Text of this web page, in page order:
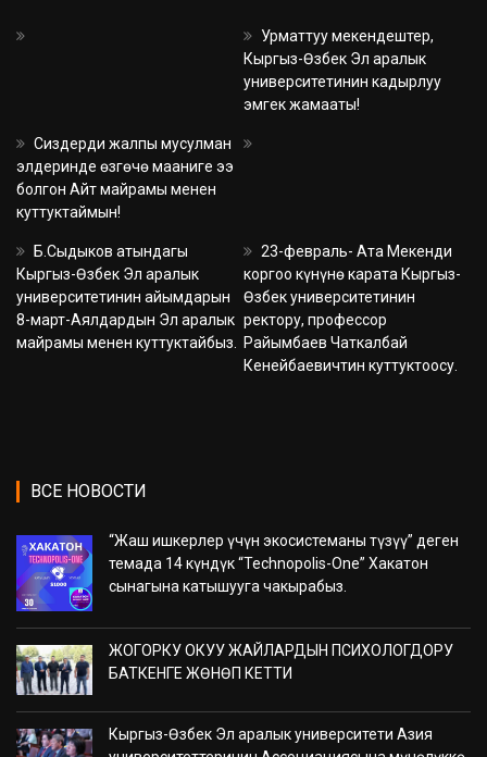
Урматтуу мекендештер,
Кыргыз-Өзбек Эл аралык
университетинин кадырлуу
эмгек жамааты!
Сиздерди жалпы мусулман
элдеринде өзгөчө мааниге ээ
болгон Айт майрамы менен
куттуктаймын!
Б.Сыдыков атындагы
Кыргыз-Өзбек Эл аралык
университетинин айымдарын
8-март-Аялдардын Эл аралык
майрамы менен куттуктайбыз.
23-февраль- Ата Мекенди
коргоо күнүнө карата Кыргыз-
Өзбек университетинин
ректору, профессор
Райымбаев Чаткалбай
Кенейбаевичтин куттуктоосу.
ВСЕ НОВОСТИ
“Жаш ишкерлер үчүн экосистеманы түзүү” деген
темада 14 күндүк “Technopolis-One” Хакатон
сынагына катышууга чакырабыз.
ЖОГОРКУ ОКУУ ЖАЙЛАРДЫН ПСИХОЛОГДОРУ
БАТКЕНГЕ ЖӨНӨП КЕТТИ
Кыргыз-Өзбек Эл аралык университети Азия